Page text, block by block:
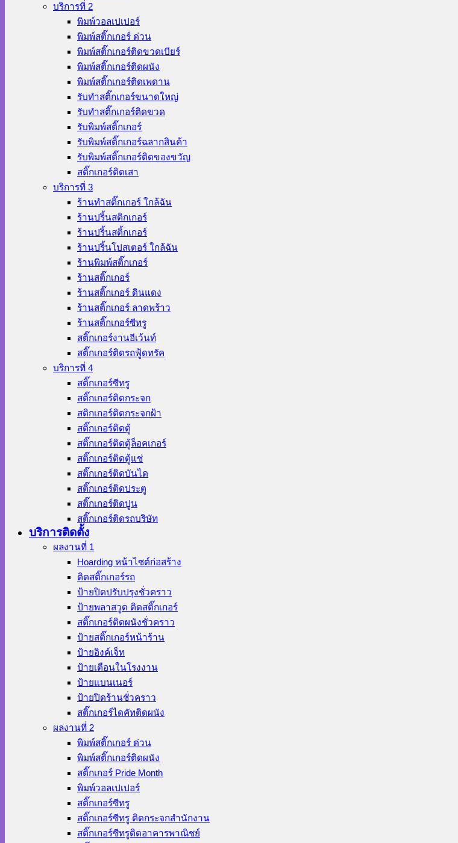
บริการที่ 2
พิมพ์วอลเปเปอร์
พิมพ์สติ๊กเกอร์ ด่วน
พิมพ์สติ๊กเกอร์ติดขวดเบียร์
พิมพ์สติ๊กเกอร์ติดผนัง
พิมพ์สติ๊กเกอร์ติดเพดาน
รับทำสติ๊กเกอร์ขนาดใหญ่
รับทำสติ๊กเกอร์ติดขวด
รับพิมพ์สติ๊กเกอร์
รับพิมพ์สติ๊กเกอร์ฉลากสินค้า
รับพิมพ์สติ๊กเกอร์ติดของขวัญ
สติ๊กเกอร์ติดเสา
บริการที่ 3
ร้านทําสติ๊กเกอร์ ใกล้ฉัน
ร้านปริ้นสติกเกอร์
ร้านปริ้นสติ้กเกอร์
ร้านปริ้นโปสเตอร์ ใกล้ฉัน
ร้านพิมพ์สติ๊กเกอร์
ร้านสติ๊กเกอร์
ร้านสติ๊กเกอร์ ดินแดง
ร้านสติ๊กเกอร์ ลาดพร้าว
ร้านสติ๊กเกอร์ซีทรู
สติ๊กเกอร์งานอีเว้นท์
สติ๊กเกอร์ติดรถฟู้ดทรัค
บริการที่ 4
สติ๊กเกอร์ซีทรู
สติ๊กเกอร์ติดกระจก
สติกเกอร์ติดกระจกฝ้า
สติ๊กเกอร์ติดตู้
สติ๊กเกอร์ติดตู้ล็อคเกอร์
สติ๊กเกอร์ติดตู้แช่
สติ๊กเกอร์ติดบันได
สติ๊กเกอร์ติดประตู
สติ๊กเกอร์ติดปูน
สติ๊กเกอร์ติดรถบริษัท
บริการติดตั้ง
ผลงานที่ 1
Hoarding หน้าไซต์ก่อสร้าง
ติดสติ๊กเกอร์รถ
ป้ายปิดปรับปรุงชั่วคราว
ป้ายพลาสวูด ติดสติ๊กเกอร์
สติ๊กเกอร์ติดผนังชั่วคราว
ป้ายสติ๊กเกอร์หน้าร้าน
ป้ายอิงค์เจ็ท
ป้ายเตือนในโรงงาน
ป้ายแบนเนอร์
ป้ายปิดร้านชั่วคราว
สติ๊กเกอร์ไดคัทติดผนัง
ผลงานที่ 2
พิมพ์สติ๊กเกอร์ ด่วน
พิมพ์สติ๊กเกอร์ติดผนัง
สติ๊กเกอร์ Pride Month
พิมพ์วอลเปเปอร์
สติ๊กเกอร์ซีทรู
สติ๊กเกอร์ซีทรู ติดกระจกสำนักงาน
สติ๊กเกอร์ซีทรูติดอาคารพาณิชย์